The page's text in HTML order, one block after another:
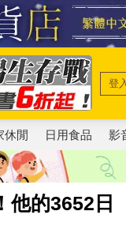
登
休閒 日用食品 影
他的3652日